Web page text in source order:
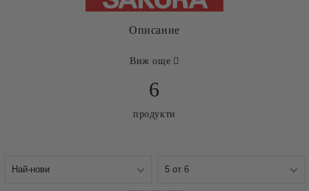
Описание
Виж още
6
продукти